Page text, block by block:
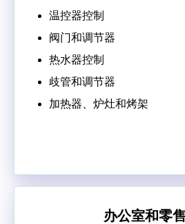
温控器控制
阀门和调节器
热水器控制
歧管和调节器
加热器、炉灶和烤架
办公室和零售